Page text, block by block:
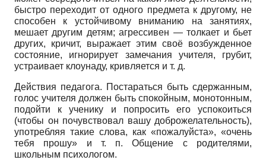
быстро переходит от одного предмета к другому, не
способен к устойчивому вниманию на занятиях,
мешает другим детям; агрессивен — толкает и бьет
других, кричит, выражает этим своё возбужденное
состояние, игнорирует замечания учителя, грубит,
устраивает клоунаду, кривляется и т. д.
Действия педагога. Постараться быть сдержанным,
голос учителя должен быть спокойным, монотонным,
подойти к ученику и попросить его успокоиться
(чтобы он почувствовал вашу доброжелательность),
употребляя такие слова, как «пожалуйста», «очень
тебя прошу» и т. п. Общение с родителями,
школьным психологом.